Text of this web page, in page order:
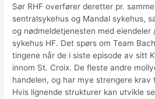
Sør RHF overfører deretter pr.
sentralsykehus og Mandal sykehus,
og nødmeldetjenesten med eiendeler
sykehus HF. Det spørs om Team
tingene når de i siste episode av sitt
innom St. Croix. De fleste andre
handelen, og har mye strengere krav
Hvis lignende strukturer kan utvikle